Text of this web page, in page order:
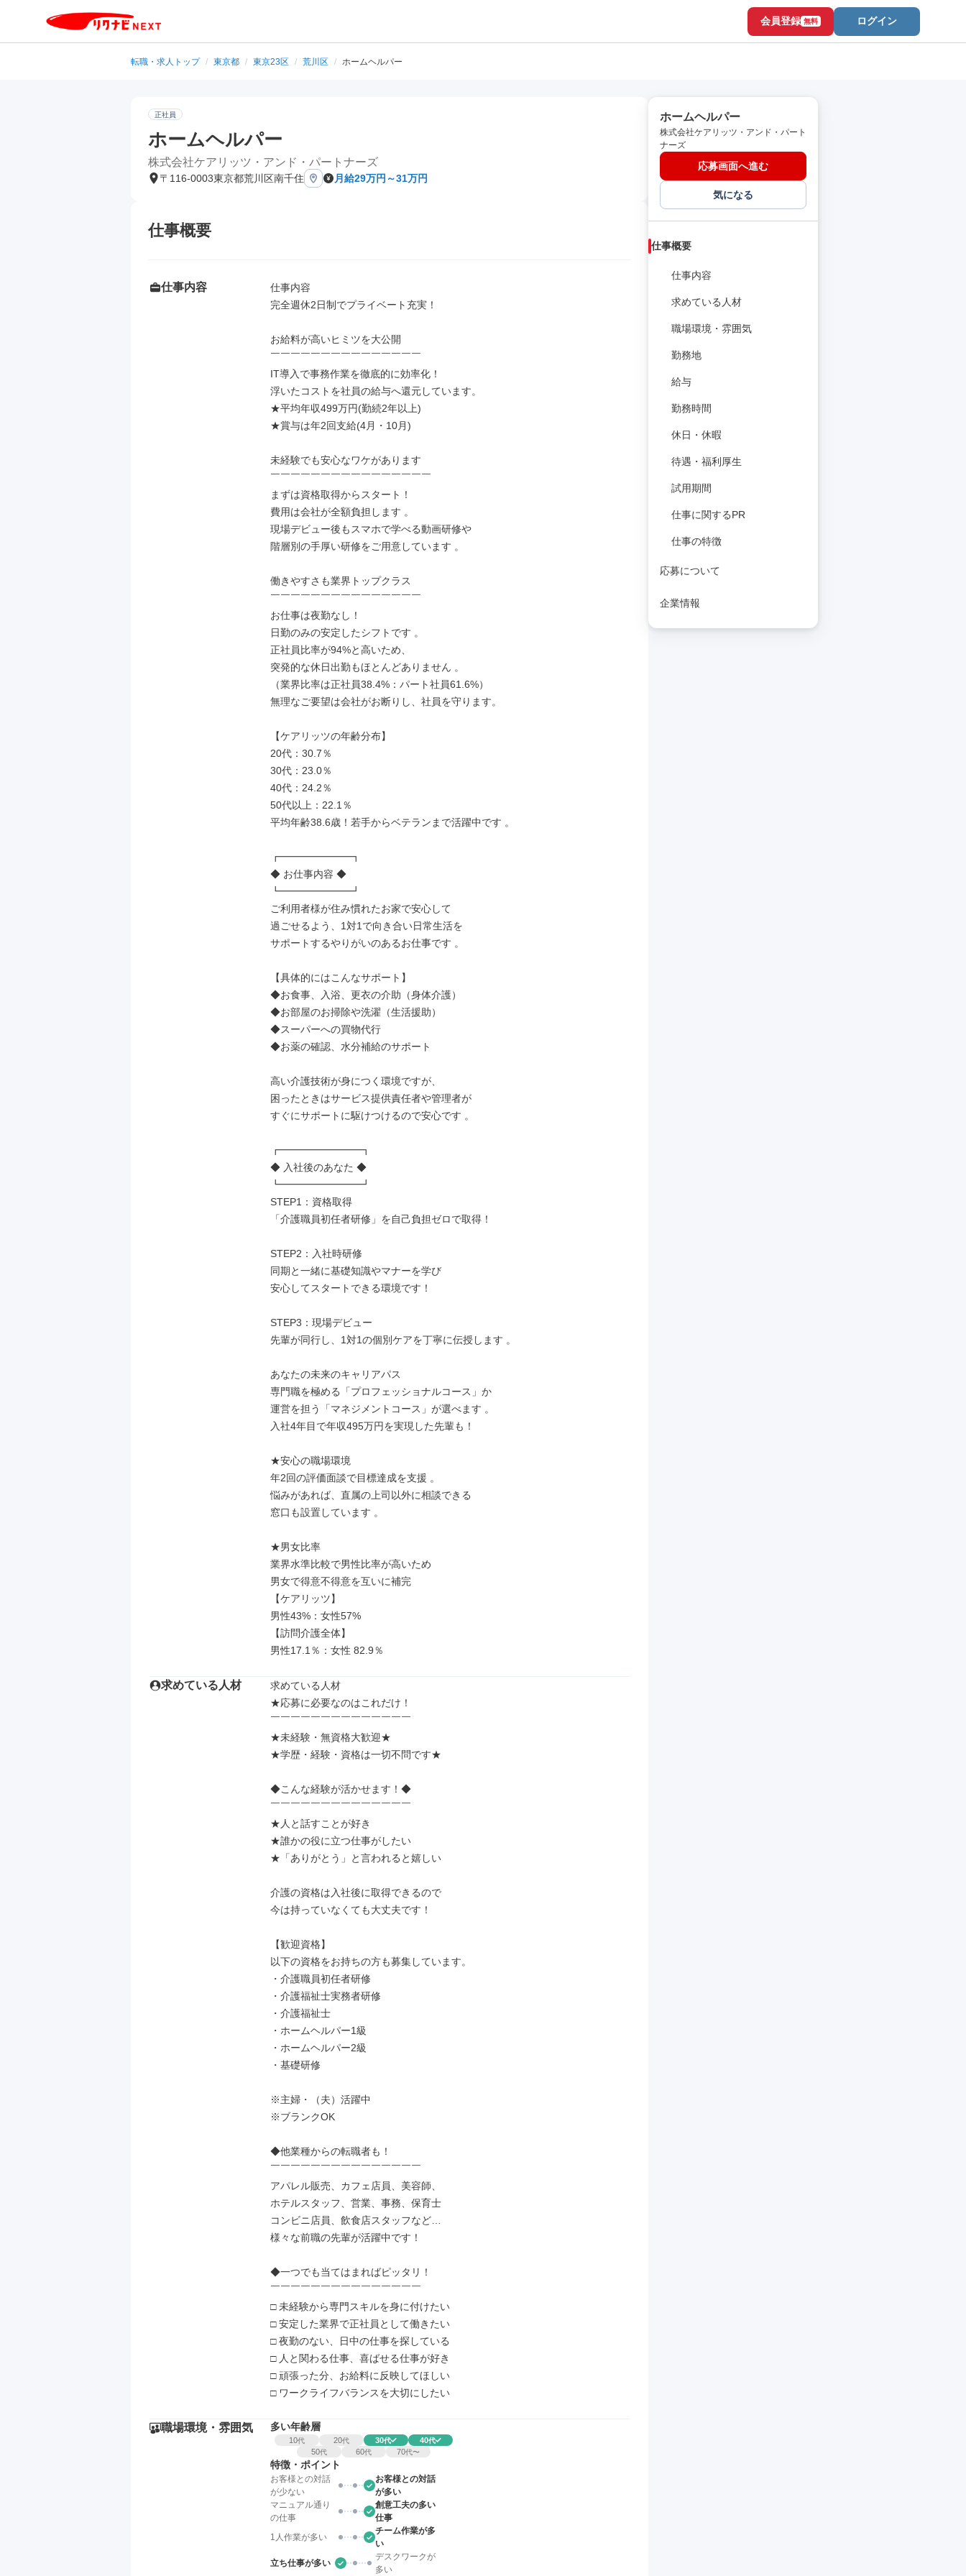
会員登録 無料 ログイン
転職・求人トップ / 東京都 / 東京23区 / 荒川区 / ホームヘルパー
正社員
ホームヘルパー
株式会社ケアリッツ・アンド・パートナーズ
〒116-0003東京都荒川区南千住 月給29万円～31万円
仕事概要
仕事内容
仕事内容
完全週休2日制でプライベート充実！
お給料が高いヒミツを大公開
￣￣￣￣￣￣￣￣￣￣￣￣￣￣￣
IT導入で事務作業を徹底的に効率化！
浮いたコストを社員の給与へ還元しています。
★平均年収499万円(勤続2年以上)
★賞与は年2回支給(4月・10月)
未経験でも安心なワケがあります
￣￣￣￣￣￣￣￣￣￣￣￣￣￣￣￣
まずは資格取得からスタート！
費用は会社が全額負担します 。
現場デビュー後もスマホで学べる動画研修や
階層別の手厚い研修をご用意しています 。
働きやすさも業界トップクラス
￣￣￣￣￣￣￣￣￣￣￣￣￣￣￣
お仕事は夜勤なし！
日勤のみの安定したシフトです 。
正社員比率が94%と高いため、
突発的な休日出勤もほとんどありません 。
（業界比率は正社員38.4%：パート社員61.6%）
無理なご要望は会社がお断りし、社員を守ります。
【ケアリッツの年齢分布】
20代：30.7％
30代：23.0％
40代：24.2％
50代以上：22.1％
平均年齢38.6歳！若手からベテランまで活躍中です 。
┏━━━━━━━┓
◆ お仕事内容 ◆
┗━━━━━━━┛
ご利用者様が住み慣れたお家で安心して
過ごせるよう、1対1で向き合い日常生活を
サポートするやりがいのあるお仕事です 。
【具体的にはこんなサポート】
◆お食事、入浴、更衣の介助（身体介護）
◆お部屋のお掃除や洗濯（生活援助）
◆スーパーへの買物代行
◆お薬の確認、水分補給のサポート
高い介護技術が身につく環境ですが、
困ったときはサービス提供責任者や管理者が
すぐにサポートに駆けつけるので安心です 。
┏━━━━━━━━┓
◆ 入社後のあなた ◆
┗━━━━━━━━┛
STEP1：資格取得
「介護職員初任者研修」を自己負担ゼロで取得！
STEP2：入社時研修
同期と一緒に基礎知識やマナーを学び
安心してスタートできる環境です！
STEP3：現場デビュー
先輩が同行し、1対1の個別ケアを丁寧に伝授します 。
あなたの未来のキャリアパス
専門職を極める「プロフェッショナルコース」か
運営を担う「マネジメントコース」が選べます 。
入社4年目で年収495万円を実現した先輩も！
★安心の職場環境
年2回の評価面談で目標達成を支援 。
悩みがあれば、直属の上司以外に相談できる
窓口も設置しています 。
★男女比率
業界水準比較で男性比率が高いため
男女で得意不得意を互いに補完
【ケアリッツ】
男性43%：女性57%
【訪問介護全体】
男性17.1％：女性 82.9％
求めている人材
求めている人材
★応募に必要なのはこれだけ！
￣￣￣￣￣￣￣￣￣￣￣￣￣￣
★未経験・無資格大歓迎★
★学歴・経験・資格は一切不問です★
◆こんな経験が活かせます！◆
￣￣￣￣￣￣￣￣￣￣￣￣￣￣
★人と話すことが好き
★誰かの役に立つ仕事がしたい
★「ありがとう」と言われると嬉しい
介護の資格は入社後に取得できるので
今は持っていなくても大丈夫です！
【歓迎資格】
以下の資格をお持ちの方も募集しています。
・介護職員初任者研修
・介護福祉士実務者研修
・介護福祉士
・ホームヘルパー1級
・ホームヘルパー2級
・基礎研修
※主婦・（夫）活躍中
※ブランクOK
◆他業種からの転職者も！
￣￣￣￣￣￣￣￣￣￣￣￣￣￣￣
アパレル販売、カフェ店員、美容師、
ホテルスタッフ、営業、事務、保育士
コンビニ店員、飲食店スタッフなど…
様々な前職の先輩が活躍中です！
◆一つでも当てはまればピッタリ！
￣￣￣￣￣￣￣￣￣￣￣￣￣￣￣
□ 未経験から専門スキルを身に付けたい
□ 安定した業界で正社員として働きたい
□ 夜勤のない、日中の仕事を探している
□ 人と関わる仕事、喜ばせる仕事が好き
□ 頑張った分、お給料に反映してほしい
□ ワークライフバランスを大切にしたい
職場環境・雰囲気 多い年齢層
10代 20代 30代 40代
50代 60代 70代〜
特徴・ポイント
お客様との対話
が少ない
お客様との対話
が多い
マニュアル通り
の仕事
創意工夫の多い
仕事
1人作業が多い
チーム作業が多
い
立ち仕事が多い
デスクワークが
多い
ホームヘルパー
株式会社ケアリッツ・アンド・パート
ナーズ
応募画面へ進む
気になる
仕事概要
仕事内容
求めている人材
職場環境・雰囲気
勤務地
給与
勤務時間
休日・休暇
待遇・福利厚生
試用期間
仕事に関するPR
仕事の特徴
応募について
企業情報